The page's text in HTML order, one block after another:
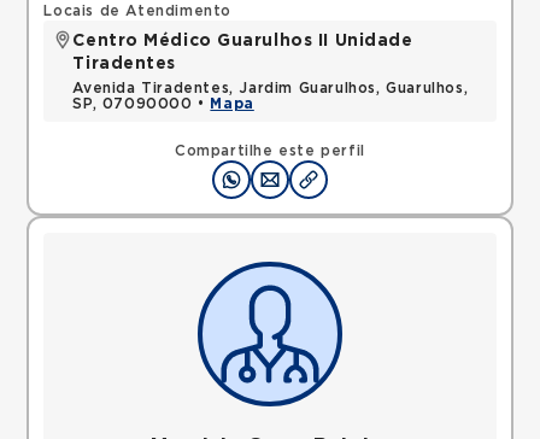
Compartilhe este perfil
Locais de Atendimento
Centro Médico Guarulhos II Unidade
Tiradentes
Avenida Tiradentes, Jardim Guarulhos, Guarulhos,
SP, 07090000 •
Mapa